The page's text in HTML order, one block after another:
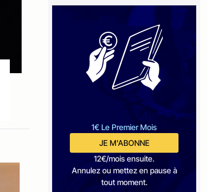
1€ Le Premier Mois
JE M'ABONNE
12€/mois ensuite.
Annulez ou mettez en pause à
tout moment.